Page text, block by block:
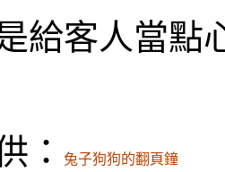
給客人當點
： 兔子狗狗的翻頁鐘